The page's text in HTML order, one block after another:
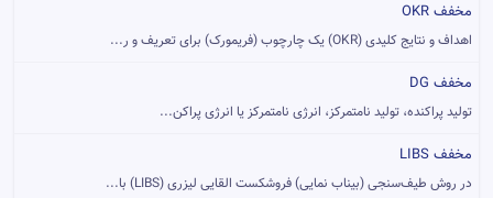
مخفف OKR
اهداف و نتایج کلیدی (OKR) یک چارچوب (فریمورک) برای تعریف و ر...
مخفف DG
تولید پراکنده، تولید نامتمرکز، انرژی نامتمرکز یا انرژی پراکن...
مخفف LIBS
در روش طیف‌سنجی (بیناب نمایی) فروشکست القایی لیزری (LIBS) با...